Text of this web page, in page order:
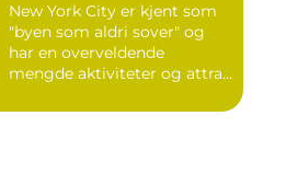
New York City er kjent som
"byen som aldri sover" og
har en overveldende
mengde aktiviteter og attra...